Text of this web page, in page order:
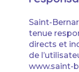
Saint-
tenue
directs et
de
www.saint-